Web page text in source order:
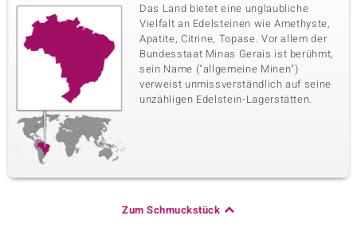
Das Land bietet eine unglaubliche
Vielfalt an Edelsteinen wie Amethyste,
Apatite, Citrine, Topase. Vor allem der
Bundesstaat Minas Gerais ist berühmt,
sein Name ("allgemeine Minen")
verweist unmissverständlich auf seine
unzähligen Edelstein-Lagerstätten.
Zum Schmuckstück